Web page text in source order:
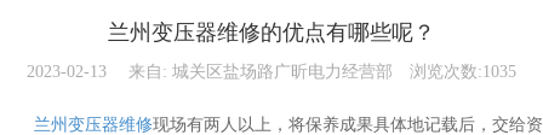
兰州变压器维修的优点有哪些呢？
2023-02-13 来自: 城关区盐场路广昕电力经营部 浏览次数:1035
兰州变压器维修现场有两人以上，将保养成果具体地记载后，交给资